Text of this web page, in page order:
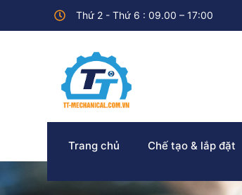
Thứ 2 - Thứ 6 : 09.00 – 17:00
Trang chủ Chế tạo & lắp đặt